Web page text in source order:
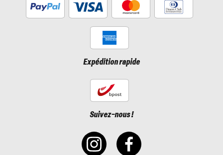
Expédition rapide
Suivez-nous !